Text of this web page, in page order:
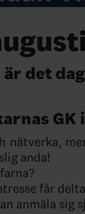
det
GK
nätverka,
anda!
får
anmäla sig